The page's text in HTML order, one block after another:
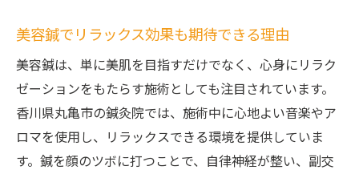
香川県丸亀市での美容鍼の魅力的なポイン
ト
美容鍼による自然なリフトアップの実現
丸亀市の鍼灸院が選ばれる理由
美容鍼を選ぶことで得られる具体的な効果
美容鍼でエイジングケアを始めるメリット
美容鍼でリラックス効果も期待できる理由
美容鍼は、単に美肌を目指すだけでなく、心身にリラク
ゼーションをもたらす施術としても注目されています。
香川県丸亀市の鍼灸院では、施術中に心地よい音楽やア
ロマを使用し、リラックスできる環境を提供していま
す。鍼を顔のツボに打つことで、自律神経が整い、副交